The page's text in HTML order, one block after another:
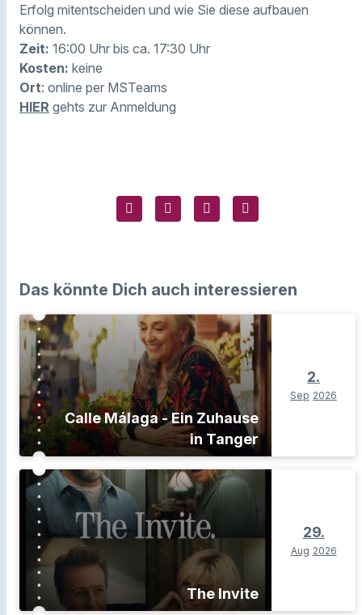
Erfolg mitentscheiden und wie Sie diese aufbauen
können.
Zeit: 16:00 Uhr bis ca. 17:30 Uhr
Kosten: keine
Ort: online per MSTeams
HIER gehts zur Anmeldung
Das könnte Dich auch interessieren
Calle Málaga - Ein Zuhause
in Tanger
2.
Sep 2026
The Invite
29.
Aug 2026